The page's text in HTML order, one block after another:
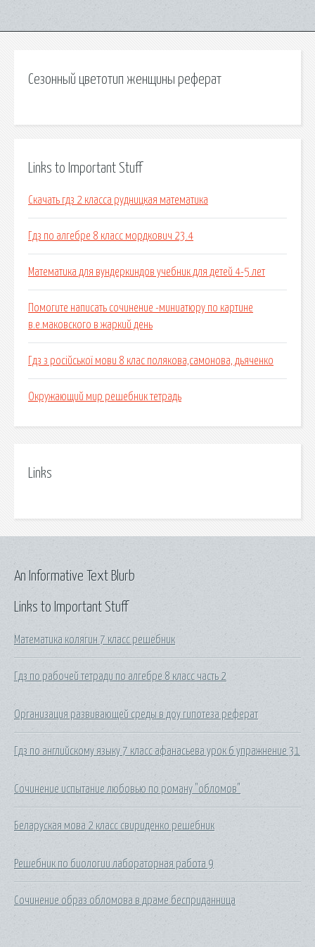
Сезонный цветотип женщины реферат
Links to Important Stuff
Скачать гдз 2 класса рудницкая математика
Гдз по алгебре 8 класс мордкович 23.4
Математика для вундеркиндов учебник для детей 4-5 лет
Помогите написать сочинение -миниатюру по картине
в.е.маковского в жаркий день
Гдз з російської мови 8 клас полякова,самонова, дьяченко
Окружающий мир решебник тетрадь
Links
Links to Important Stuff
Математика колягин 7 класс решебник
Гдз по рабочей тетради по алгебре 8 класс часть 2
Организация развивающей среды в доу гипотеза реферат
Гдз по английскому языку 7 класс афанасьева урок 6 упражнение 31
Сочинение испытание любовью по роману "обломов"
Беларуская мова 2 класс свириденко решебник
Решебник по биологии лабораторная работа 9
Сочинение образ обломова в драме бесприданница
An Informative Text Blurb